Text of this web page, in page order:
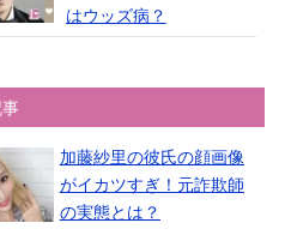
はウッズ病？
加藤紗里の彼氏の顔画像
がイカツすぎ！元詐欺師
の実態とは？